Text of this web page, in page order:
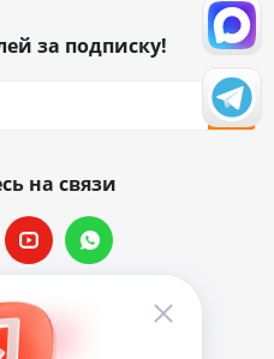
за подписку!
на связи